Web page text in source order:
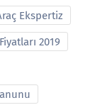
Ekspertiz
2019